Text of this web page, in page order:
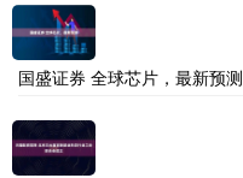
国盛证券 全球芯片，最新预测